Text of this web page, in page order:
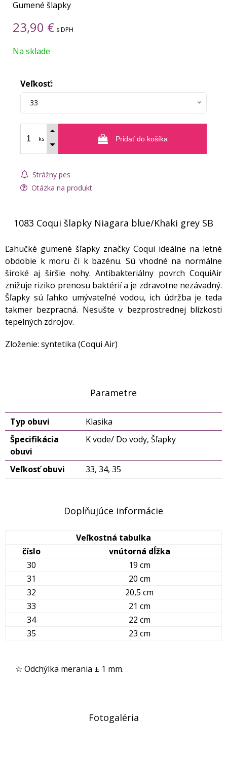
Gumené šlapky
23,90 € s DPH
Na sklade
Veľkosť:
33
ks Pridať do košíka
Strážny pes
Otázka na produkt
1083 Coqui šlapky Niagara blue/Khaki grey SB
Ľahučké gumené šľapky značky Coqui ideálne na letné
obdobie k moru či k bazénu. Sú vhodné na normálne
široké aj širšie nohy. Antibakteriálny povrch CoquiAir
znižuje riziko prenosu baktérií a je zdravotne nezávadný.
Šľapky sú ľahko umývateľné vodou, ich údržba je teda
takmer bezpracná. Nesušte v bezprostrednej blízkosti
tepelných zdrojov.
Zloženie: syntetika (Coqui Air)
Parametre
Typ obuvi
Klasika
Špecifikácia
obuvi
K vode/ Do vody, Šľapky
Veľkosť obuvi 33, 34, 35
Doplňujúce informácie
Veľkostná tabulka
číslo
vnútorná dĺžka
30
19 cm
31
20 cm
32
20,5 cm
33
21 cm
34
22 cm
35
23 cm
☆ Odchýlka merania ± 1 mm.
Fotogaléria